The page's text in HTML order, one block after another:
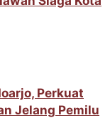
Perkuat
Jelang Pemilu